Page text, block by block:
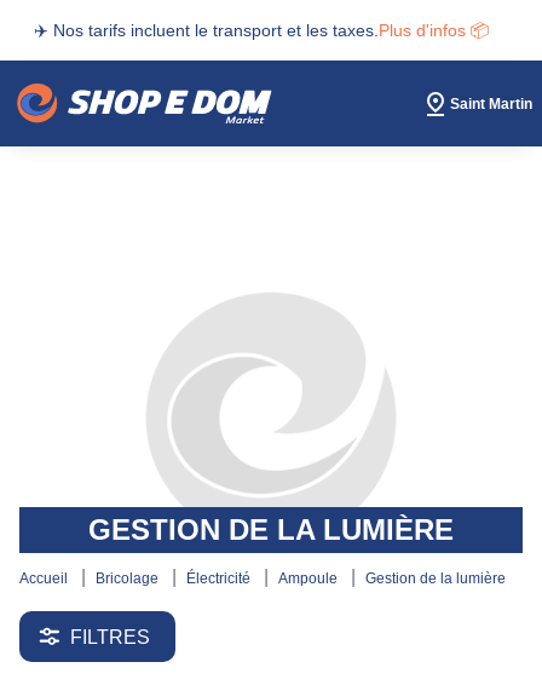
✈️ Nos tarifs incluent le transport et les taxes. Plus d'infos 📦
Saint Martin
GESTION DE LA LUMIÈRE
accueil bricolage électricité ampoule gestion de la lumière
FILTRES